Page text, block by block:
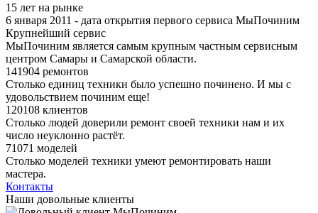
15 лет на рынке
6 января 2011 - дата открытия первого сервиса МыПочиним
Крупнейший сервис
МыПочиним является самым крупным частным сервисным
центром Самары и Самарской области.
141904 ремонтов
Столько единиц техники было успешно починено. И мы с
удовольствием починим еще!
120108 клиентов
Столько людей доверили ремонт своей техники нам и их
число неуклонно растёт.
71071 моделей
Столько моделей техники умеют ремонтировать наши
мастера.
Контакты
Наши довольные клиенты